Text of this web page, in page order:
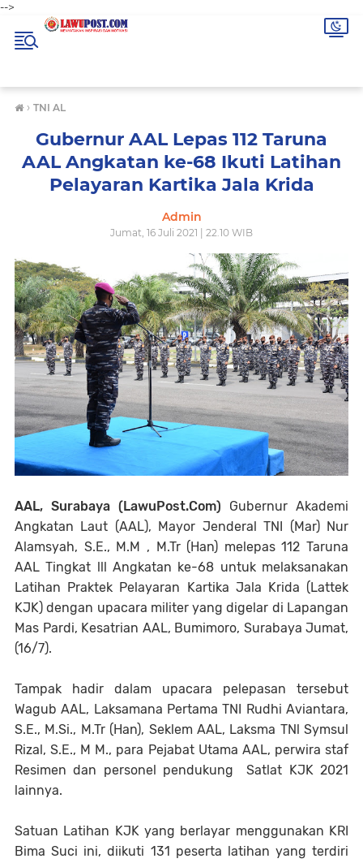
-->
› TNI AL
Gubernur AAL Lepas 112 Taruna
AAL Angkatan ke-68 Ikuti Latihan
Pelayaran Kartika Jala Krida
Admin
Jumat, 16 Juli 2021 | 22.10 WIB
AAL, Surabaya (LawuPost.Com) Gubernur Akademi
Angkatan Laut (AAL), Mayor Jenderal TNI (Mar) Nur
Alamsyah, S.E., M.M , M.Tr (Han) melepas 112 Taruna
AAL Tingkat lll Angkatan ke-68 untuk melaksanakan
Latihan Praktek Pelayaran Kartika Jala Krida (Lattek
KJK) dengan upacara militer yang digelar di Lapangan
Mas Pardi, Kesatrian AAL, Bumimoro, Surabaya Jumat,
(16/7).
Tampak hadir dalam upacara pelepasan tersebut
Wagub AAL, Laksamana Pertama TNI Rudhi Aviantara,
S.E., M.Si., M.Tr (Han), Seklem AAL, Laksma TNl Symsul
Rizal, S.E., M M., para Pejabat Utama AAL, perwira staf
Resimen dan personel pendukung Satlat KJK 2021
lainnya.
Satuan Latihan KJK yang berlayar menggunakan KRI
Bima Suci ini, diikuti 131 peserta latihan yang terdiri